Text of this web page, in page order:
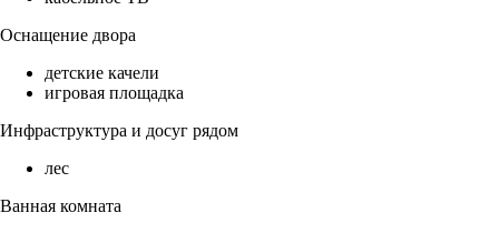
Оснащение двора
детские качели
игровая площадка
Инфраструктура и досуг рядом
лес
Ванная комната